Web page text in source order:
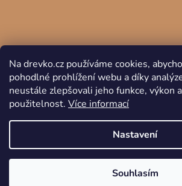
Na drevko.cz používáme cookies,
pohodlné prohlížení webu a díky
neustále zlepšovali jeho funkce, výkon a
použitelnost. Více informací
Nastavení
Souhlasím